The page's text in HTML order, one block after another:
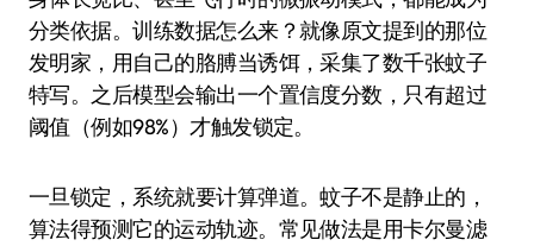
分类依据。训练数据怎么来？就像原文提到的那位
发明家，用自己的胳膊当诱饵，采集了数千张蚊子
特写。之后模型会输出一个置信度分数，只有超过
阈值（例如98%）才触发锁定。
一旦锁定，系统就要计算弹道。蚊子不是静止的，
算法得预测它的运动轨迹。常见做法是用卡尔曼滤